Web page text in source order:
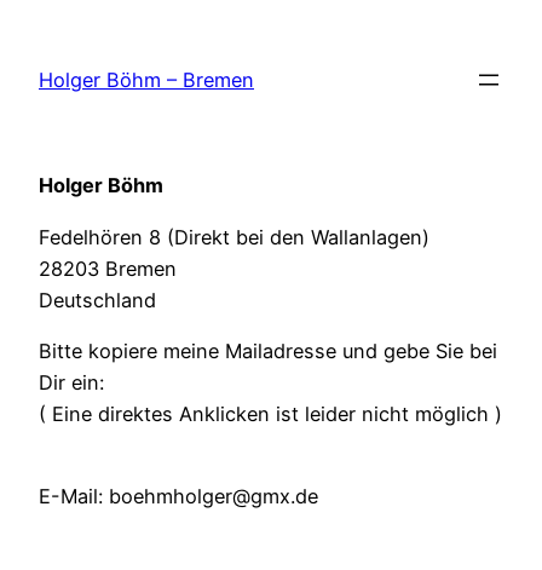
springen
Holger Böhm – Bremen
Holger Böhm
Fedelhören 8 (Direkt bei den Wallanlagen)
28203 Bremen
Deutschland
Bitte kopiere meine Mailadresse und gebe Sie bei
Dir ein:
( Eine direktes Anklicken ist leider nicht möglich )
E-Mail: boehmholger@gmx.de